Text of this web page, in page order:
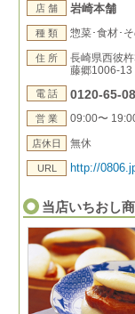
店 舗 岩崎本舗
種 類 惣菜･食材･
住 所
長崎県西彼
藤郷1006-13
電 話 0120-65-
営 業 09:00〜
店休日 無休
URL http://
当店いちおし